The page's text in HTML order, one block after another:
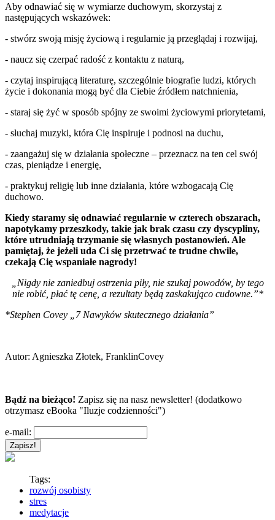
Aby odnawiać się w wymiarze duchowym, skorzystaj z
następujących wskazówek:
- stwórz swoją misję życiową i regularnie ją przeglądaj i rozwijaj,
- naucz się czerpać radość z kontaktu z naturą,
- czytaj inspirującą literaturę, szczególnie biografie ludzi, których
życie i dokonania mogą być dla Ciebie źródłem natchnienia,
- staraj się żyć w sposób spójny ze swoimi życiowymi priorytetami,
- słuchaj muzyki, która Cię inspiruje i podnosi na duchu,
- zaangażuj się w działania społeczne – przeznacz na ten cel swój
czas, pieniądze i energię,
- praktykuj religię lub inne działania, które wzbogacają Cię
duchowo.
Kiedy staramy się odnawiać regularnie w czterech obszarach,
napotykamy przeszkody, takie jak brak czasu czy dyscypliny,
które utrudniają trzymanie się własnych postanowień. Ale
pamiętaj, że jeżeli uda Ci się przetrwać te trudne chwile,
czekają Cię wspaniałe nagrody!
„Nigdy nie zaniedbuj ostrzenia piły, nie szukaj powodów, by tego
nie robić, płać tę cenę, a rezultaty będą zaskakująco cudowne.”*
*Stephen Covey „7 Nawyków skutecznego działania”
Autor: Agnieszka Złotek, FranklinCovey
Bądź na bieżąco! Zapisz się na nasz newsletter! (dodatkowo
otrzymasz eBooka "Iluzje codzienności")
e-mail:
Tags:
rozwój osobisty
stres
medytacje